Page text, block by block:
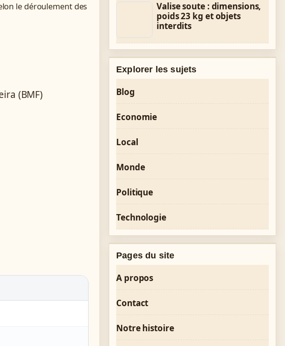
le déroulement des
(BMF)
Valise soute : dimensions,
poids 23 kg et objets
interdits
Explorer les sujets
Blog
Economie
Local
Monde
Politique
Technologie
Pages du site
A propos
Contact
Notre histoire